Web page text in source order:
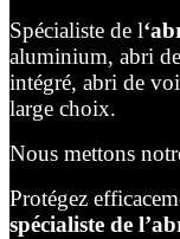
Spécialiste de l
aluminium, abri
intégré, abri de
large choix.
Nous mettons
Protégez
spécialiste de